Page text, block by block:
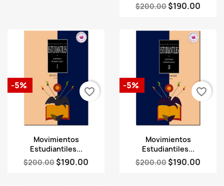
$200.00 $190.00
Vista rápida
Movimientos
Estudiantiles...
$200.00 $190.00
-5%
favorite_border
Vista rápida
Movimientos
Estudiantiles...
$200.00 $190.00
-5%
favorite_border